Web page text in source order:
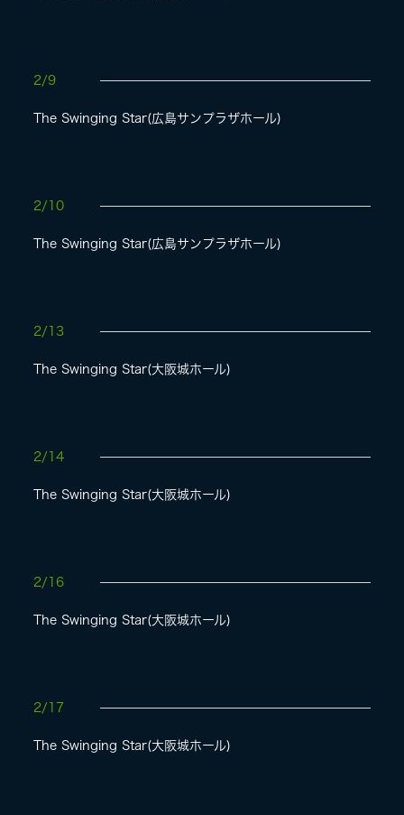
2/9
The Swinging Star(広島サンプラザホール)
2/10
The Swinging Star(広島サンプラザホール)
2/13
The Swinging Star(大阪城ホール)
2/14
The Swinging Star(大阪城ホール)
2/16
The Swinging Star(大阪城ホール)
2/17
The Swinging Star(大阪城ホール)